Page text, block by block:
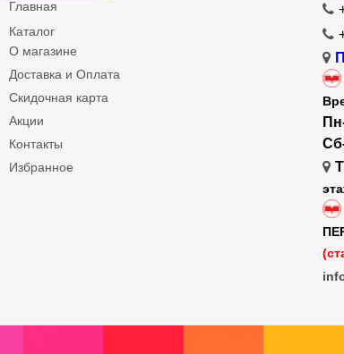
Главная
Каталог
О магазине
Доставка и Оплата
Скидочная карта
Акции
Контакты
Избранное